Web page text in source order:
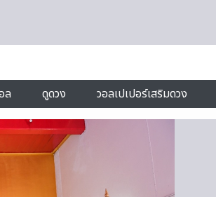
ล ดูดวง วอลเปเปอร์เสริมดวง